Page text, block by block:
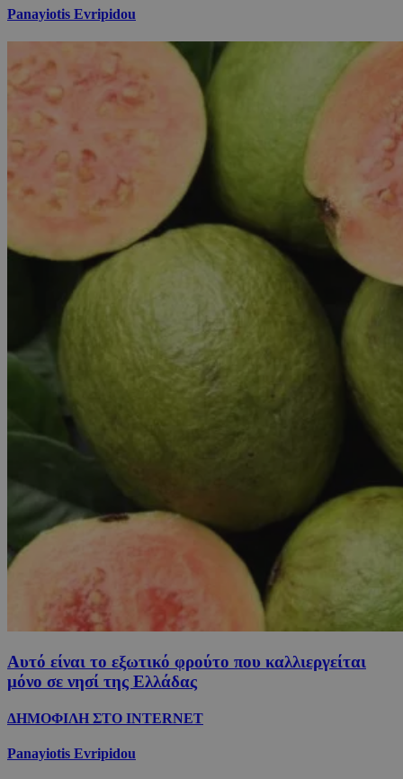
Panayiotis Evripidou
Αυτό είναι το εξωτικό φρούτο που καλλιεργείται
μόνο σε νησί της Ελλάδας
ΔΗΜΟΦΙΛΗ ΣΤΟ INTERNET
Panayiotis Evripidou